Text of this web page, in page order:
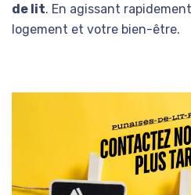
de lit. En agissant
logement et votre bien-être.